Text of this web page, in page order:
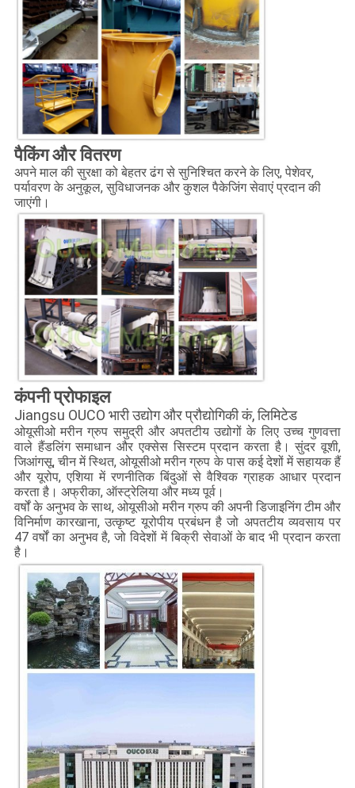
पैकिंग और वितरण
अपने माल की सुरक्षा को बेहतर ढंग से सुनिश्चित करने के लिए, पेशेवर,
पर्यावरण के अनुकूल, सुविधाजनक और कुशल पैकेजिंग सेवाएं प्रदान की
जाएंगी।
कंपनी प्रोफाइल
Jiangsu OUCO भारी उद्योग और प्रौद्योगिकी कं, लिमिटेड
ओयूसीओ मरीन ग्रुप समुद्री और अपतटीय उद्योगों के लिए उच्च गुणवत्ता
वाले हैंडलिंग समाधान और एक्सेस सिस्टम प्रदान करता है। सुंदर वूशी,
जिआंगसू, चीन में स्थित, ओयूसीओ मरीन ग्रुप के पास कई देशों में सहायक हैं
और यूरोप, एशिया में रणनीतिक बिंदुओं से वैश्विक ग्राहक आधार प्रदान
करता है। अफ्रीका, ऑस्ट्रेलिया और मध्य पूर्व।
वर्षों के अनुभव के साथ, ओयूसीओ मरीन ग्रुप की अपनी डिजाइनिंग टीम और
विनिर्माण कारखाना, उत्कृष्ट यूरोपीय प्रबंधन है जो अपतटीय व्यवसाय पर
47 वर्षों का अनुभव है, जो विदेशों में बिक्री सेवाओं के बाद भी प्रदान करता
है।